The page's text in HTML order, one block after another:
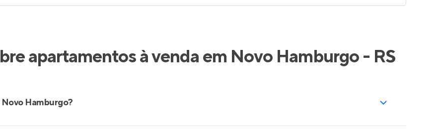
apartamentos à venda em Novo Hamburgo - RS
Hamburgo?